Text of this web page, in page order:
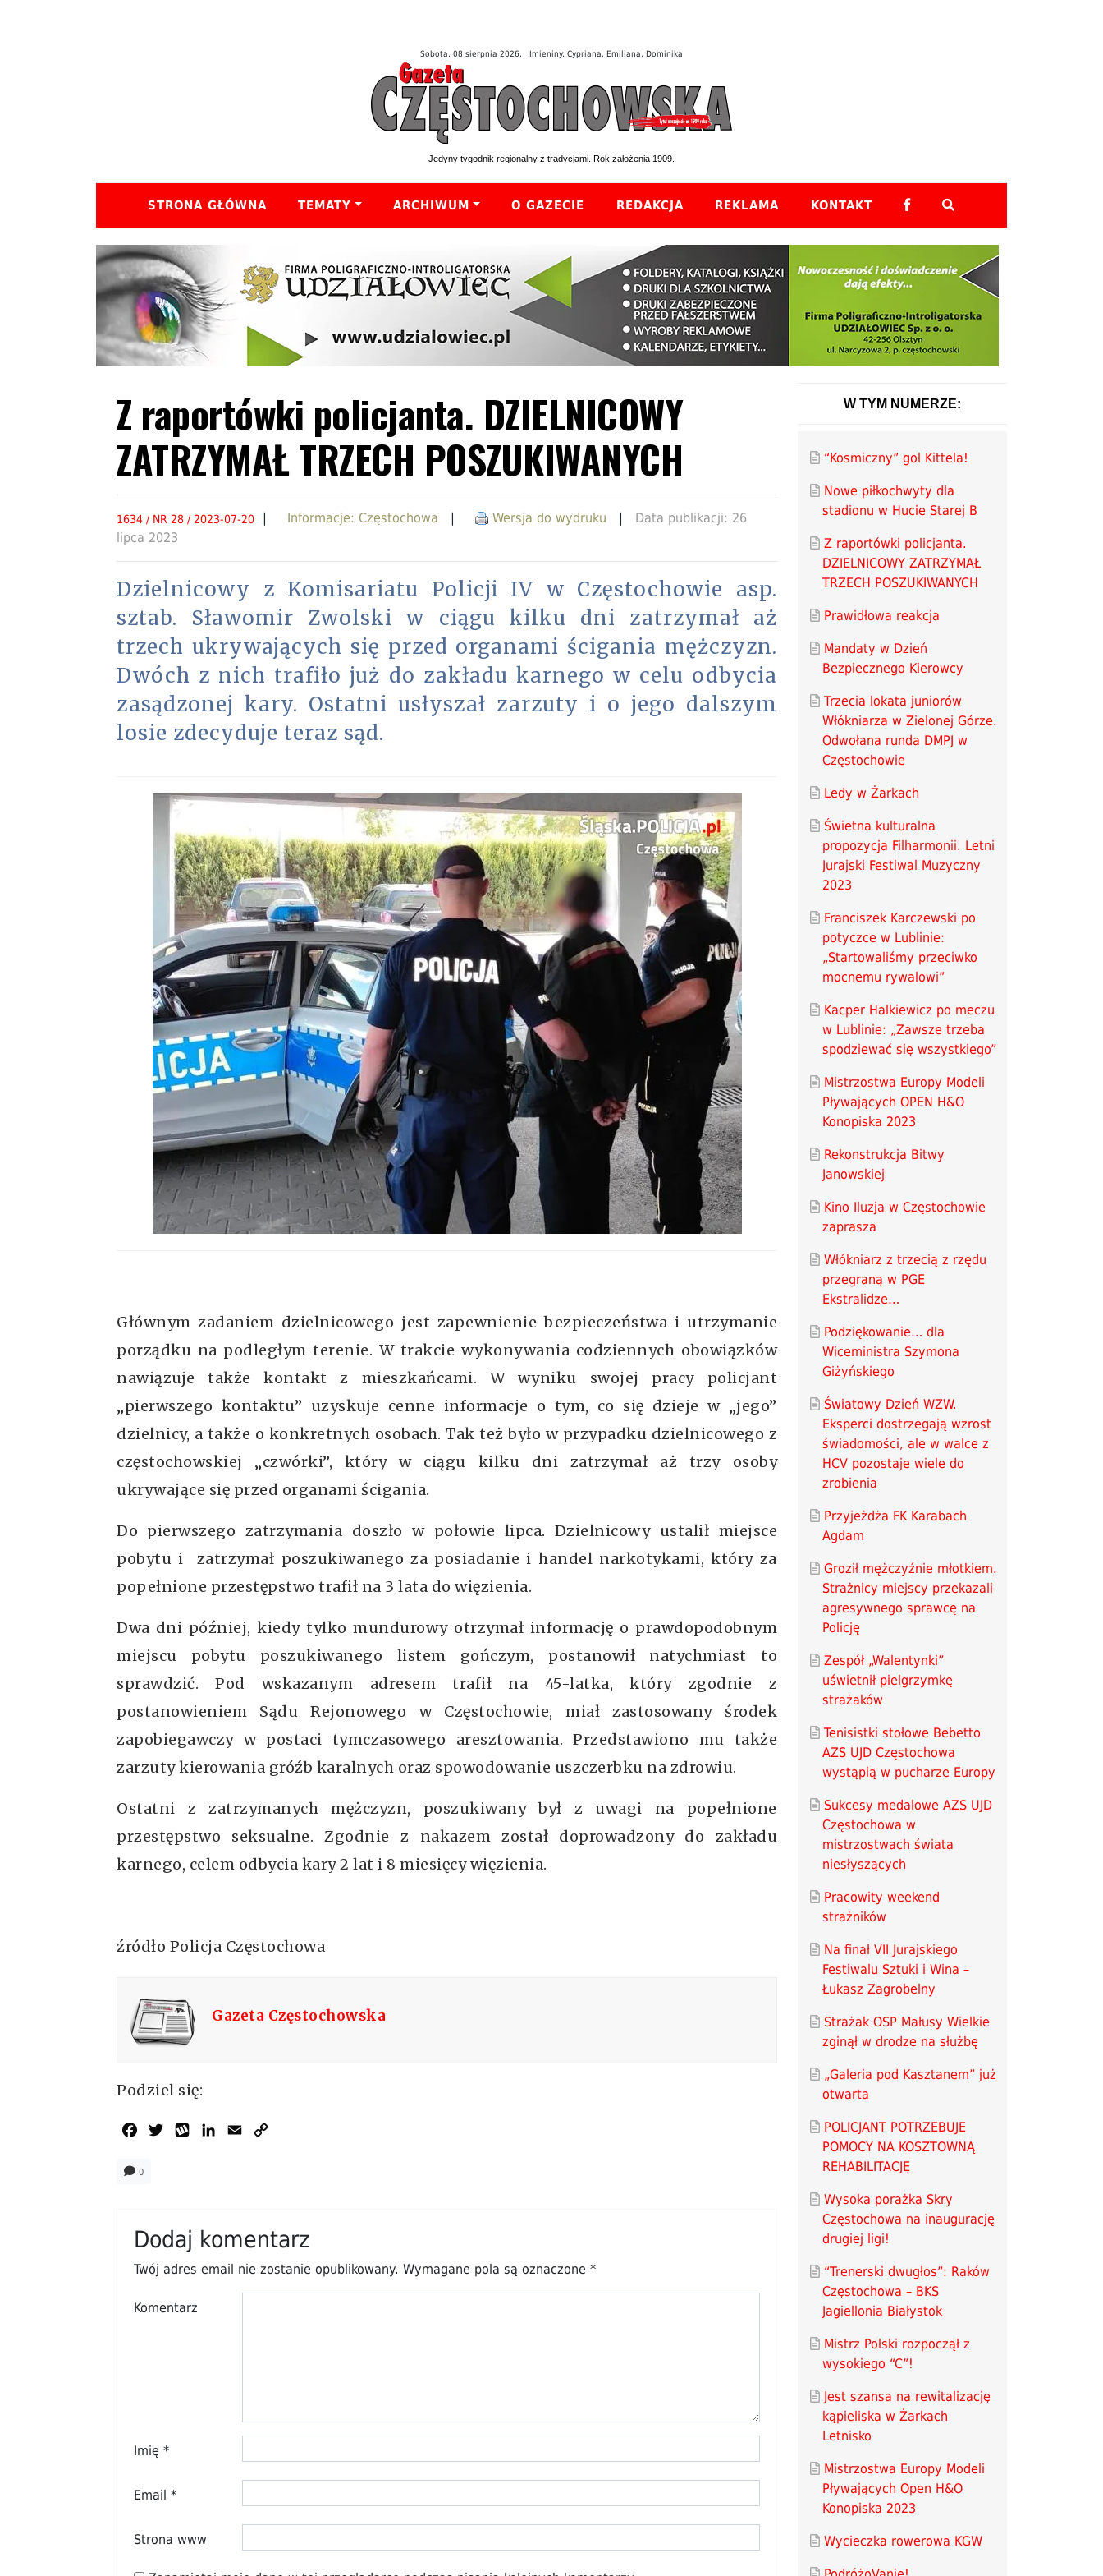
Sobota, 08 sierpnia 2026, Imieniny: Cypriana, Emiliana, Dominika
Jedyny tygodnik regionalny z tradycjami. Rok założenia 1909.
STRONA GŁÓWNA TEMATY ARCHIWUM O GAZECIE REDAKCJA REKLAMA KONTAKT
Z raportówki policjanta. DZIELNICOWY
ZATRZYMAŁ TRZECH POSZUKIWANYCH
1634 / NR 28 / 2023-07-20 | Informacje: Częstochowa | Wersja do wydruku | Data publikacji: 26
lipca 2023
Dzielnicowy z Komisariatu Policji IV w Częstochowie asp.
sztab. Sławomir Zwolski w ciągu kilku dni zatrzymał aż
trzech ukrywających się przed organami ścigania mężczyzn.
Dwóch z nich trafiło już do zakładu karnego w celu odbycia
zasądzonej kary. Ostatni usłyszał zarzuty i o jego dalszym
losie zdecyduje teraz sąd.
Głównym zadaniem dzielnicowego jest zapewnienie bezpieczeństwa i utrzymanie
porządku na podległym terenie. W trakcie wykonywania codziennych obowiązków
nawiązuje także kontakt z mieszkańcami. W wyniku swojej pracy policjant
„pierwszego kontaktu” uzyskuje cenne informacje o tym, co się dzieje w „jego”
dzielnicy, a także o konkretnych osobach. Tak też było w przypadku dzielnicowego z
częstochowskiej „czwórki”, który w ciągu kilku dni zatrzymał aż trzy osoby
ukrywające się przed organami ścigania.
Do pierwszego zatrzymania doszło w połowie lipca. Dzielnicowy ustalił miejsce
pobytu i zatrzymał poszukiwanego za posiadanie i handel narkotykami, który za
popełnione przestępstwo trafił na 3 lata do więzienia.
Dwa dni później, kiedy tylko mundurowy otrzymał informację o prawdopodobnym
miejscu pobytu poszukiwanego listem gończym, postanowił natychmiast to
sprawdzić. Pod wskazanym adresem trafił na 45-latka, który zgodnie z
postanowieniem Sądu Rejonowego w Częstochowie, miał zastosowany środek
zapobiegawczy w postaci tymczasowego aresztowania. Przedstawiono mu także
zarzuty kierowania gróźb karalnych oraz spowodowanie uszczerbku na zdrowiu.
Ostatni z zatrzymanych mężczyzn, poszukiwany był z uwagi na popełnione
przestępstwo seksualne. Zgodnie z nakazem został doprowadzony do zakładu
karnego, celem odbycia kary 2 lat i 8 miesięcy więzienia.
źródło Policja Częstochowa
Gazeta Częstochowska
Podziel się:
Facebook
TwitterWykopLinkedIn
Email
0
Dodaj komentarz
Twój adres email nie zostanie opublikowany. Wymagane pola są oznaczone *
Komentarz
Imię *
Email *
Strona www
W TYM NUMERZE:
“Kosmiczny” gol Kittela!
Nowe piłkochwyty dla
stadionu w Hucie Starej B
Z raportówki policjanta.
DZIELNICOWY ZATRZYMAŁ
TRZECH POSZUKIWANYCH
Prawidłowa reakcja
Mandaty w Dzień
Bezpiecznego Kierowcy
Trzecia lokata juniorów
Włókniarza w Zielonej Górze.
Odwołana runda DMPJ w
Częstochowie
Ledy w Żarkach
Świetna kulturalna
propozycja Filharmonii. Letni
Jurajski Festiwal Muzyczny
2023
Franciszek Karczewski po
potyczce w Lublinie:
„Startowaliśmy przeciwko
mocnemu rywalowi”
Kacper Halkiewicz po meczu
w Lublinie: „Zawsze trzeba
spodziewać się wszystkiego”
Mistrzostwa Europy Modeli
Pływających OPEN H&O
Konopiska 2023
Rekonstrukcja Bitwy
Janowskiej
Kino Iluzja w Częstochowie
zaprasza
Włókniarz z trzecią z rzędu
przegraną w PGE
Ekstralidze…
Podziękowanie… dla
Wiceministra Szymona
Giżyńskiego
Światowy Dzień WZW.
Eksperci dostrzegają wzrost
świadomości, ale w walce z
HCV pozostaje wiele do
zrobienia
Przyjeżdża FK Karabach
Agdam
Groził mężczyźnie młotkiem.
Strażnicy miejscy przekazali
agresywnego sprawcę na
Policję
Zespół „Walentynki”
uświetnił pielgrzymkę
strażaków
Tenisistki stołowe Bebetto
AZS UJD Częstochowa
wystąpią w pucharze Europy
Sukcesy medalowe AZS UJD
Częstochowa w
mistrzostwach świata
niesłyszących
Pracowity weekend
strażników
Na finał VII Jurajskiego
Festiwalu Sztuki i Wina –
Łukasz Zagrobelny
Strażak OSP Małusy Wielkie
zginął w drodze na służbę
„Galeria pod Kasztanem” już
otwarta
POLICJANT POTRZEBUJE
POMOCY NA KOSZTOWNĄ
REHABILITACJĘ
Wysoka porażka Skry
Częstochowa na inaugurację
drugiej ligi!
“Trenerski dwugłos”: Raków
Częstochowa – BKS
Jagiellonia Białystok
Mistrz Polski rozpoczął z
wysokiego “C”!
Jest szansa na rewitalizację
kąpieliska w Żarkach
Letnisko
Mistrzostwa Europy Modeli
Pływających Open H&O
Konopiska 2023
Wycieczka rowerowa KGW